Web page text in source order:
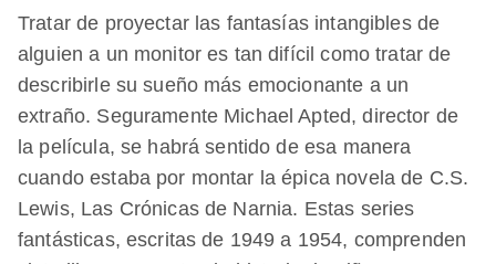
Tratar de proyectar las fantasías intangibles de
alguien a un monitor es tan difícil como tratar de
describirle su sueño más emocionante a un
extraño. Seguramente Michael Apted, director de
la película, se habrá sentido de esa manera
cuando estaba por montar la épica novela de C.S.
Lewis, Las Crónicas de Narnia. Estas series
fantásticas, escritas de 1949 a 1954, comprenden